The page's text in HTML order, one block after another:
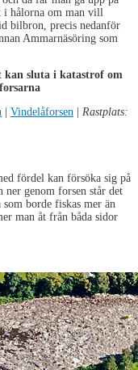
i hålorna om man vill
bilbron, precis nedanför
Ammarnäsöring som
kan sluta i katastrof om
Vindelåforsen
Rastplats:
fördel kan försöka sig på
ner genom forsen står det
borde fiskas mer än
man åt från båda sidor